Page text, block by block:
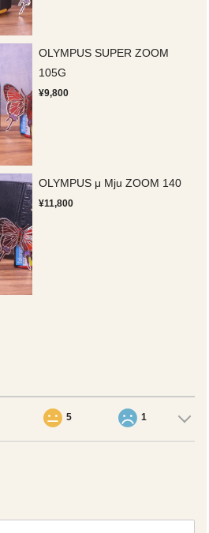
OLYMPUS SUPER ZOOM
105G
¥9,800
OLYMPUS μ Mju ZOOM 140
¥11,800
5 1